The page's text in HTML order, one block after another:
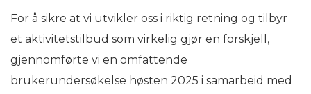
For å sikre at vi utvikler oss i riktig retning og tilbyr
et aktivitetstilbud som virkelig gjør en forskjell,
gjennomførte vi en omfattende
brukerundersøkelse høsten 2025 i samarbeid med